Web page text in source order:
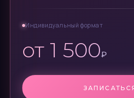
Индивидуальный формат
от 1 500₽